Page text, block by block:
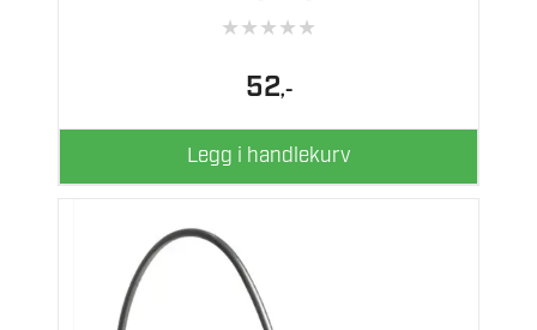
★★★★★
52,-
Legg i handlekurv